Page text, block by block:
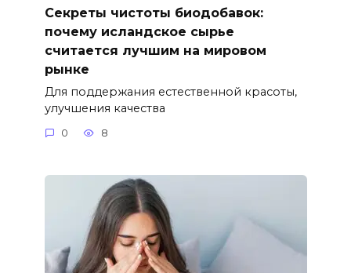
Секреты чистоты биодобавок:
почему исландское сырье
считается лучшим на мировом
рынке
Для поддержания естественной красоты,
улучшения качества
0 8